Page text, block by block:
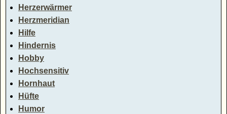
Herzerwärmer
Herzmeridian
Hilfe
Hindernis
Hobby
Hochsensitiv
Hornhaut
Hüfte
Humor